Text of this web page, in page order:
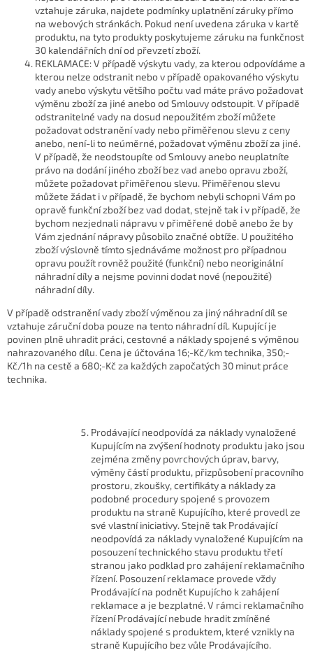
vztahuje záruka, najdete podmínky uplatnění záruky přímo
na webových stránkách. Pokud není uvedena záruka v kartě
produktu, na tyto produkty poskytujeme záruku na funkčnost
30 kalendářních dní od převzetí zboží.
REKLAMACE: V případě výskytu vady, za kterou odpovídáme a
kterou nelze odstranit nebo v případě opakovaného výskytu
vady anebo výskytu většího počtu vad máte právo požadovat
výměnu zboží za jiné anebo od Smlouvy odstoupit. V případě
odstranitelné vady na dosud nepoužitém zboží můžete
požadovat odstranění vady nebo přiměřenou slevu z ceny
anebo, není-li to neúměrné, požadovat výměnu zboží za jiné.
V případě, že neodstoupíte od Smlouvy anebo neuplatníte
právo na dodání jiného zboží bez vad anebo opravu zboží,
můžete požadovat přiměřenou slevu. Přiměřenou slevu
můžete žádat i v případě, že bychom nebyli schopni Vám po
opravě funkční zboží bez vad dodat, stejně tak i v případě, že
bychom nezjednali nápravu v přiměřené době anebo že by
Vám zjednání nápravy působilo značné obtíže. U použitého
zboží výslovně tímto sjednáváme možnost pro případnou
opravu použít rovněž použité (funkční) nebo neoriginální
náhradní díly a nejsme povinni dodat nové (nepoužité)
náhradní díly.
V případě odstranění vady zboží výměnou za jiný náhradní díl se
vztahuje záruční doba pouze na tento náhradní díl. Kupující je
povinen plně uhradit práci, cestovné a náklady spojené s výměnou
nahrazovaného dílu. Cena je účtována 16;-Kč/km technika, 350;-
Kč/1h na cestě a 680;-Kč za každých započatých 30 minut práce
technika.
Prodávající neodpovídá za náklady vynaložené
Kupujícím na zvýšení hodnoty produktu jako jsou
zejména změny povrchových úprav, barvy,
výměny částí produktu, přizpůsobení pracovního
prostoru, zkoušky, certifikáty a náklady za
podobné procedury spojené s provozem
produktu na straně Kupujícího, které provedl ze
své vlastní iniciativy. Stejně tak Prodávající
neodpovídá za náklady vynaložené Kupujícím na
posouzení technického stavu produktu třetí
stranou jako podklad pro zahájení reklamačního
řízení. Posouzení reklamace provede vždy
Prodávající na podnět Kupujícho k zahájení
reklamace a je bezplatné. V rámci reklamačního
řízení Prodávající nebude hradit zmíněné
náklady spojené s produktem, které vznikly na
straně Kupujícího bez vůle Prodávajícího.